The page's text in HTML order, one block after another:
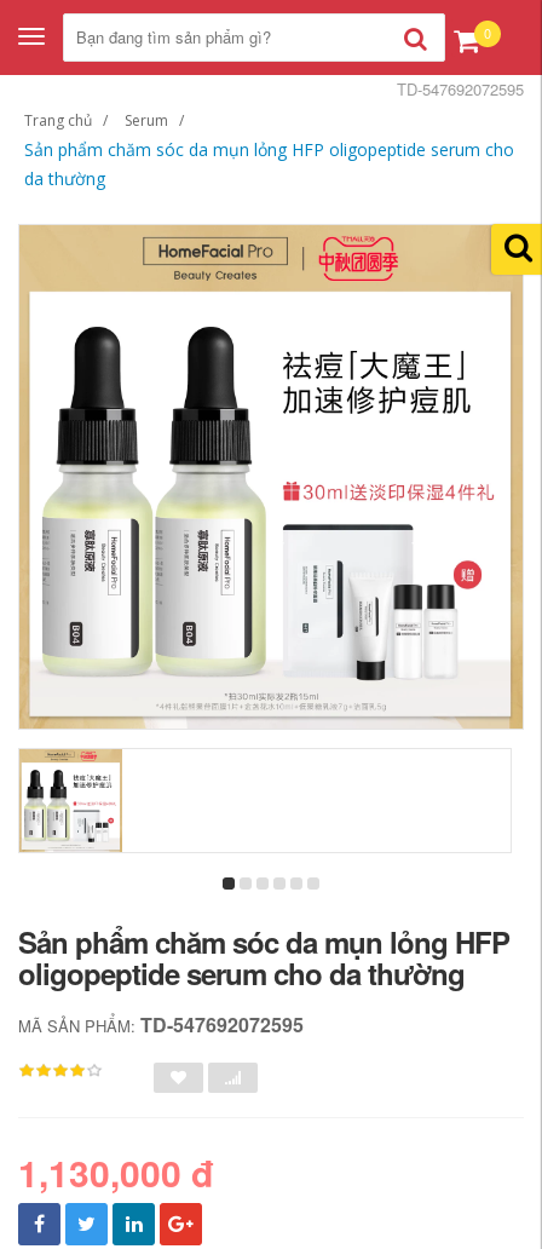
Toggle
navigation
0
Trang chủ Serum
Sản phẩm chăm sóc da mụn lỏng HFP oligopeptide serum cho
da thường
TD-547692072595
Sản phẩm chăm sóc da mụn lỏng HFP
oligopeptide serum cho da thường
MÃ SẢN PHẨM: TD-547692072595
1,130,000 đ